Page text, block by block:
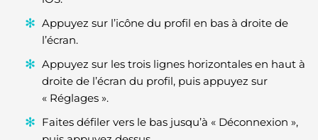
Appuyez sur l’icône du profil en bas à droite de
l’écran.
Appuyez sur les trois lignes horizontales en haut à
droite de l’écran du profil, puis appuyez sur
« Réglages ».
Faites défiler vers le bas jusqu’à « Déconnexion »,